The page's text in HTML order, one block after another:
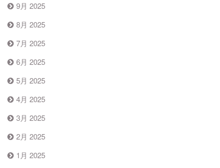
9月 2025
8月 2025
7月 2025
6月 2025
5月 2025
4月 2025
3月 2025
2月 2025
1月 2025